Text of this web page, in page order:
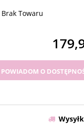
Brak Towaru
POWIADOM O